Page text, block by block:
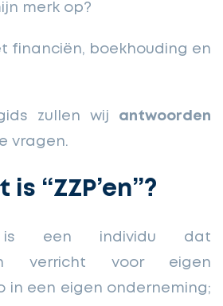
merk op?
financiën, boekhouding en
zullen wij antwoorden
vragen.
is “ZZP’en”?
is een individu dat
verricht voor eigen
in een eigen onderneming;